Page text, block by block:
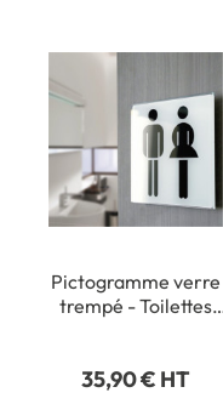
Pictogramme verre
trempé - Toilettes
Glass
35,90 € HT